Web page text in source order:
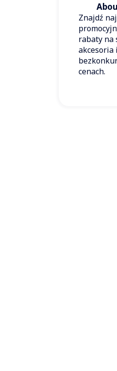
Znajdź
rabaty na
akcesoria
cenach.